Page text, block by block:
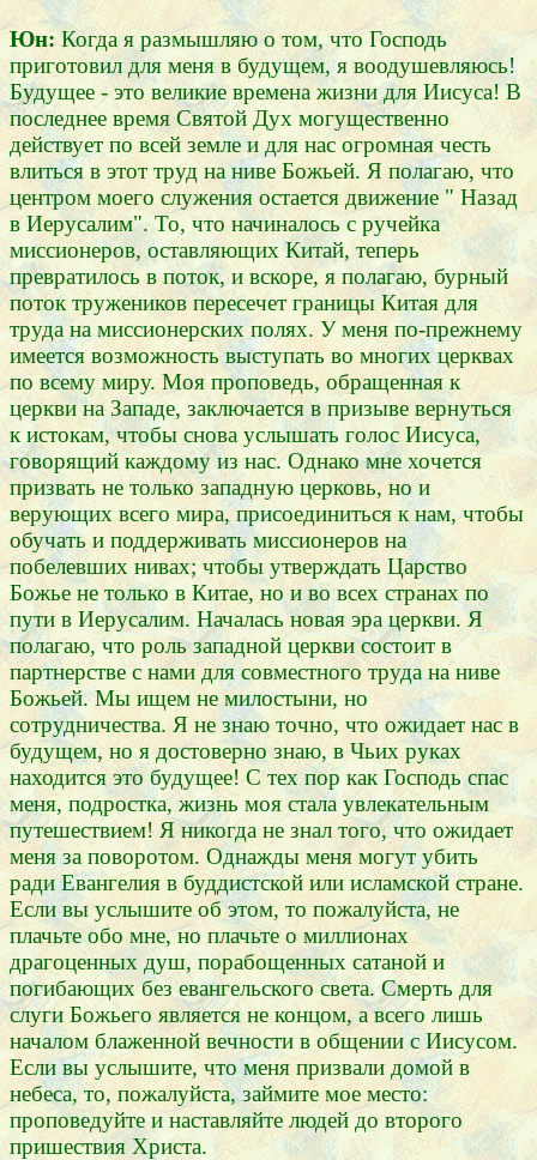
Юн: Когда я размышляю о том, что Господь
приготовил для меня в будущем, я воодушевляюсь!
Будущее - это великие времена жизни для Иисуса! В
последнее время Святой Дух могущественно
действует по всей земле и для нас огромная честь
влиться в этот труд на ниве Божьей. Я полагаю, что
центром моего служения остается движение " Назад
в Иерусалим". То, что начиналось с ручейка
миссионеров, оставляющих Китай, теперь
превратилось в поток, и вскоре, я полагаю, бурный
поток тружеников пересечет границы Китая для
труда на миссионерских полях. У меня по-прежнему
имеется возможность выступать во многих церквах
по всему миру. Моя проповедь, обращенная к
церкви на Западе, заключается в призыве вернуться
к истокам, чтобы снова услышать голос Иисуса,
говорящий каждому из нас. Однако мне хочется
призвать не только западную церковь, но и
верующих всего мира, присоединиться к нам, чтобы
обучать и поддерживать миссионеров на
побелевших нивах; чтобы утверждать Царство
Божье не только в Китае, но и во всех странах по
пути в Иерусалим. Началась новая эра церкви. Я
полагаю, что роль западной церкви состоит в
партнерстве с нами для совместного труда на ниве
Божьей. Мы ищем не милостыни, но
сотрудничества. Я не знаю точно, что ожидает нас в
будущем, но я достоверно знаю, в Чьих руках
находится это будущее! С тех пор как Господь спас
меня, подростка, жизнь моя стала увлекательным
путешествием! Я никогда не знал того, что ожидает
меня за поворотом. Однажды меня могут убить
ради Евангелия в буддистской или исламской стране.
Если вы услышите об этом, то пожалуйста, не
плачьте обо мне, но плачьте о миллионах
драгоценных душ, порабощенных сатаной и
погибающих без евангельского света. Смерть для
слуги Божьего является не концом, а всего лишь
началом блаженной вечности в общении с Иисусом.
Если вы услышите, что меня призвали домой в
небеса, то, пожалуйста, займите мое место:
проповедуйте и наставляйте людей до второго
пришествия Христа.